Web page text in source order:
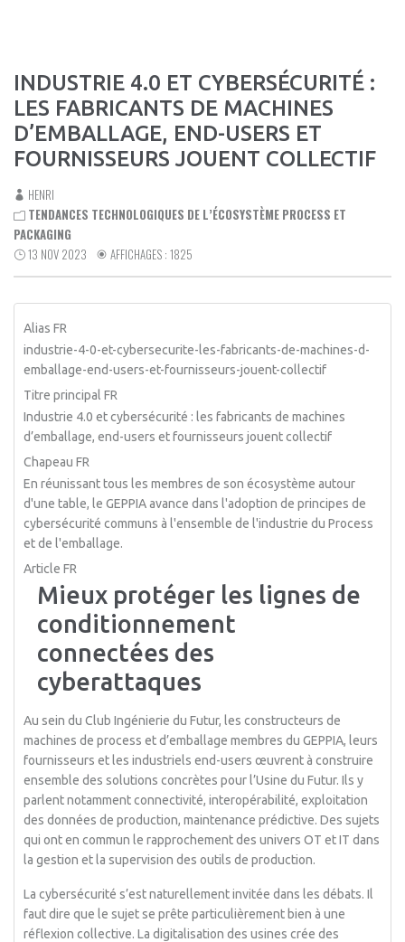
INDUSTRIE 4.0 ET CYBERSÉCURITÉ :
LES FABRICANTS DE MACHINES
D’EMBALLAGE, END-USERS ET
FOURNISSEURS JOUENT COLLECTIF
HENRI
TENDANCES TECHNOLOGIQUES DE L’ÉCOSYSTÈME PROCESS ET
PACKAGING
13 NOV 2023
AFFICHAGES : 1825
Alias FR
industrie-4-0-et-cybersecurite-les-fabricants-de-machines-d-
emballage-end-users-et-fournisseurs-jouent-collectif
Titre principal FR
Industrie 4.0 et cybersécurité : les fabricants de machines
d’emballage, end-users et fournisseurs jouent collectif
Chapeau FR
En réunissant tous les membres de son écosystème autour
d'une table, le GEPPIA avance dans l'adoption de principes de
cybersécurité communs à l'ensemble de l'industrie du Process
et de l'emballage.
Article FR
Mieux protéger les lignes de
conditionnement
connectées des
cyberattaques
Au sein du Club Ingénierie du Futur, les constructeurs de
machines de process et d’emballage membres du GEPPIA, leurs
fournisseurs et les industriels end-users œuvrent à construire
ensemble des solutions concrètes pour l’Usine du Futur. Ils y
parlent notamment connectivité, interopérabilité, exploitation
des données de production, maintenance prédictive. Des sujets
qui ont en commun le rapprochement des univers OT et IT dans
la gestion et la supervision des outils de production.
La cybersécurité s’est naturellement invitée dans les débats. Il
faut dire que le sujet se prête particulièrement bien à une
réflexion collective. La digitalisation des usines crée des